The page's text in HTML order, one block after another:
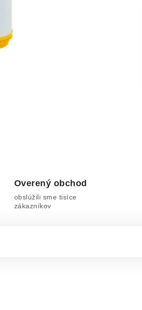
Overený obchod
obslúžili sme tisíce
zákazníkov